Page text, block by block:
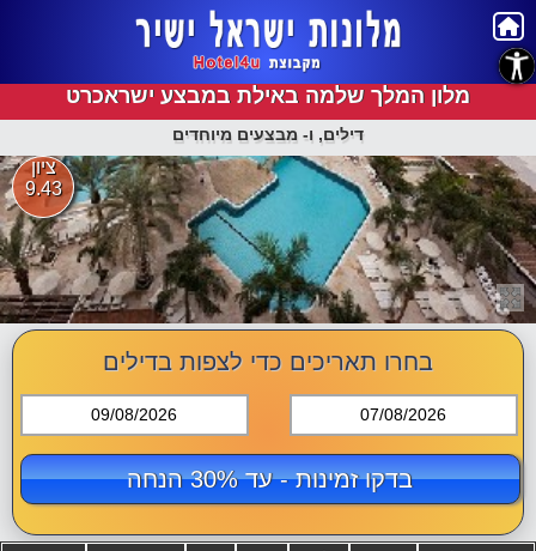
מלון המלך שלמה באילת במבצע ישראכרט
דילים, ו- מבצעים מיוחדים
ציון
9.43
בחרו תאריכים כדי לצפות בדילים
09/08/2026 07/08/2026
בדקו זמינות - עד 30% הנחה
נגישות